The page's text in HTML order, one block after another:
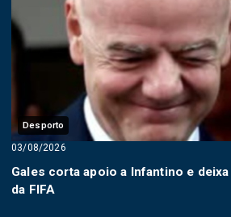
Desporto
03/08/2026
Gales corta apoio a Infantino e
da FIFA